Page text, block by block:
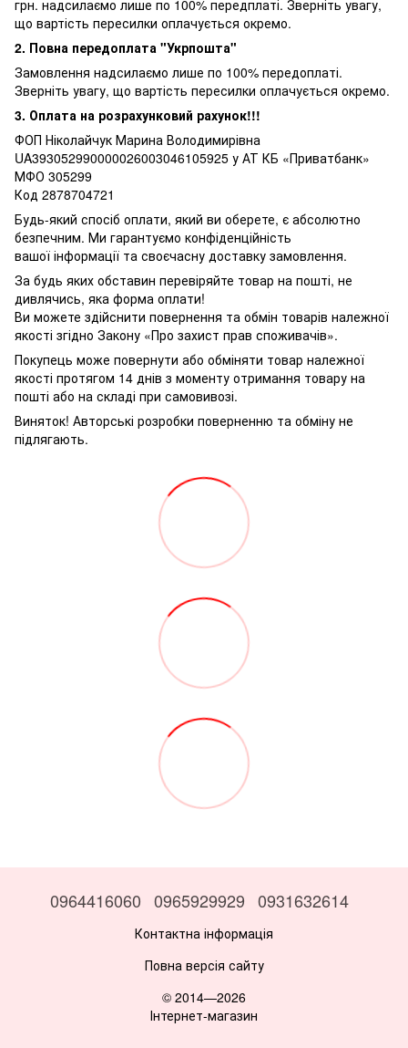
грн. надсилаємо лише по 100% передплаті. Зверніть увагу,
що вартість пересилки оплачується окремо.
2. Повна передоплата "Укрпошта"
Замовлення надсилаємо лише по 100% передоплаті.
Зверніть увагу, що вартість пересилки оплачується окремо.
3. Оплата на розрахунковий рахунок!!!
ФОП Ніколайчук Марина Володимирівна
UA393052990000026003046105925 у АТ КБ «Приватбанк»
МФО 305299
Код 2878704721
Будь-який спосіб оплати, який ви оберете, є абсолютно
безпечним. Ми гарантуємо конфіденційність
вашої інформації та своєчасну доставку замовлення.
За будь яких обставин перевіряйте товар на пошті, не
дивлячись, яка форма оплати!
Ви можете здійснити повернення та обмін товарів належної
якості згідно Закону «Про захист прав споживачів».
Покупець може повернути або обміняти товар належної
якості протягом 14 днів з моменту отримання товару на
пошті або на складі при самовивозі.
Виняток! Авторські розробки поверненню та обміну не
підлягають.
0964416060 0965929929 0931632614
Контактна інформація
Повна версія сайту
© 2014—2026
Інтернет-магазин